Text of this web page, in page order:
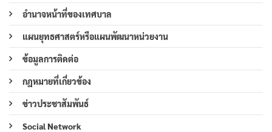
อำนาจหน้าที่ของเทศบาล
แผนยุทธศาสตร์หรือแผนพัฒนาหน่วยงาน
ข้อมูลการติดต่อ
กฎหมายที่เกี่ยวข้อง
ข่าวประชาสัมพันธ์
Social Network